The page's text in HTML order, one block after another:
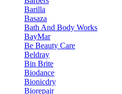
Barilla
Basaza
Bath And Body Works
BayMar
Be Beauty Care
Beldray
Bin Brite
Biodance
Bionicdry
Biorepair